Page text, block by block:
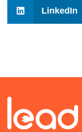
LinkedIn